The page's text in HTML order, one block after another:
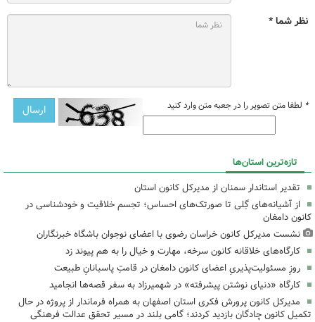
نظر شما *
* لطفا متن تصویر را در جعبه متن وارد کنید
تازه‌ترین استان‌ها
تقدیر استاندار سمنان از مدیرکل کانون استان
از آشیانه‌های گِلی تا صورتک‌های احساس؛ تجسم خلاقیت و خودشناسی در
کانون دامغان
نشست مدیرکل کانون خراسان رضوی با اعضای نوجوان باشگاه خبرنگاران
کارگاه‌های خلاقانه کانون سرخه، مهارت و خیال را به هم پیوند زد
روزِ مسئولیت‌پذیریِ اعضای کانون دامغان در قامتِ پاسبانانِ طبیعت
کارگاه «دنیای نوشتن پیشرفته» در شهمیرزاد به سفر قصه‌ها انجامید
مدیرکل کانون پرورش فکری استان اصفهان به همراه فرماندار از پروژه در حال
تکمیل کانون چادگان بازدید کردند؛ گامی بلند در مسیر تحقق عدالت فرهنگی